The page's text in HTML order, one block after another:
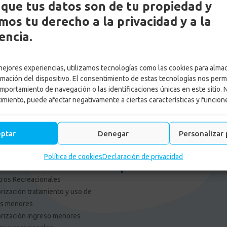
tus datos son de tu propiedad y
tu derecho a la privacidad y a la
experiencias, utilizamos tecnologías como las cookies para
del dispositivo. El consentimiento de estas tecnologías nos
de navegación o las identificaciones únicas en este sitio.
puede afectar negativamente a ciertas características y
Denegar Personalizar
Política de cookiesDeclaración de privacidad
Externos Personas
tu opinión es importante
con nosotros
de Gestión y Colocación de
tratamiento de datos
de Privacidad
normas y
Recreacionales
tratamiento y uso de
menores
ingreso menores
Portal Proveedores
Afiliación web
Consulta cajas de
Solicitud Certificado
Asociación de Usuarios
Asocajas
Actualiza los datos de tu